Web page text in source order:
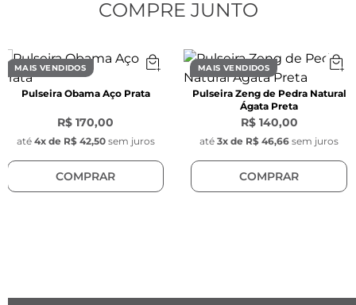
COMPRE JUNTO
MAIS VENDIDOS
Pulseira Obama Aço Prata
R$ 170,00
até 4x de R$ 42,50 sem juros
COMPRAR
MAIS VENDIDOS
Pulseira Zeng de Pedra Natural
Ágata Preta
R$ 140,00
até 3x de R$ 46,66 sem juros
COMPRAR